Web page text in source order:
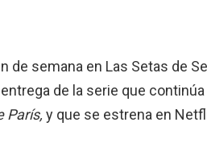
de semana en Las Setas de
entrega de la serie que
París, y que se estrena en